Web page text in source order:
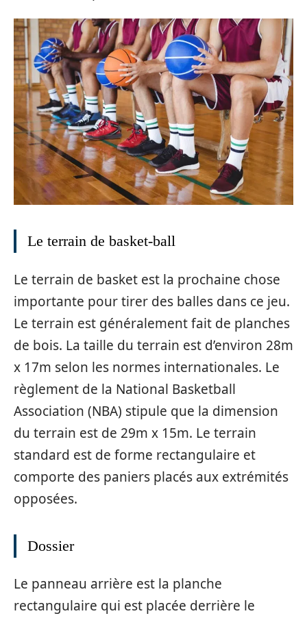
Le terrain de basket-ball
Le terrain de basket est la prochaine chose
importante pour tirer des balles dans ce jeu.
Le terrain est généralement fait de planches
de bois. La taille du terrain est d’environ 28m
x 17m selon les normes internationales. Le
règlement de la National Basketball
Association (NBA) stipule que la dimension
du terrain est de 29m x 15m. Le terrain
standard est de forme rectangulaire et
comporte des paniers placés aux extrémités
opposées.
Dossier
Le panneau arrière est la planche
rectangulaire qui est placée derrière le